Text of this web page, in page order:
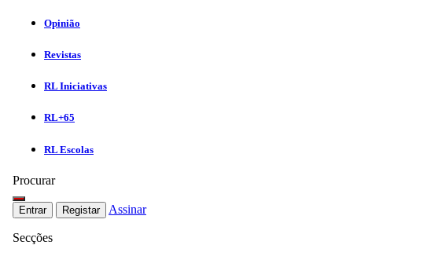
Opinião
Revistas
RL Iniciativas
RL+65
RL Escolas
Procurar
Entrar Registar Assinar
Secções